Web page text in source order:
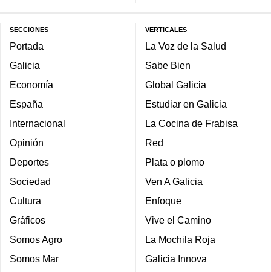
SECCIONES
Portada
Galicia
Economía
España
Internacional
Opinión
Deportes
Sociedad
Cultura
Gráficos
Somos Agro
Somos Mar
VERTICALES
La Voz de la Salud
Sabe Bien
Global Galicia
Estudiar en Galicia
La Cocina de Frabisa
Red
Plata o plomo
Ven A Galicia
Enfoque
Vive el Camino
La Mochila Roja
Galicia Innova